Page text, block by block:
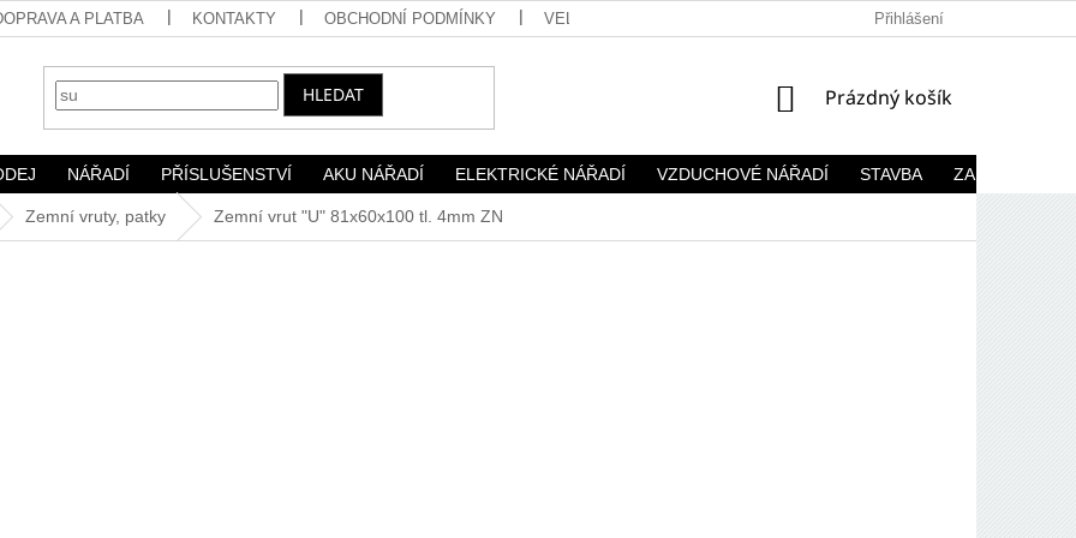
A PLATBA KONTAKTY OBCHODNÍ PODMÍNKY VELKOOBCHOD Přihlášení
HLEDAT
NÁKUPNÍ
Prázdný košík
NÁŘADÍ PŘÍSLUŠENSTVÍ AKU NÁŘADÍ ELEKTRICKÉ NÁŘADÍ VZDUCHOVÉ NÁŘADÍ STAVBA ZAHRADA
Zemní vruty, patky Zemní vrut "U" 81x60x100 tl. 4mm ZN